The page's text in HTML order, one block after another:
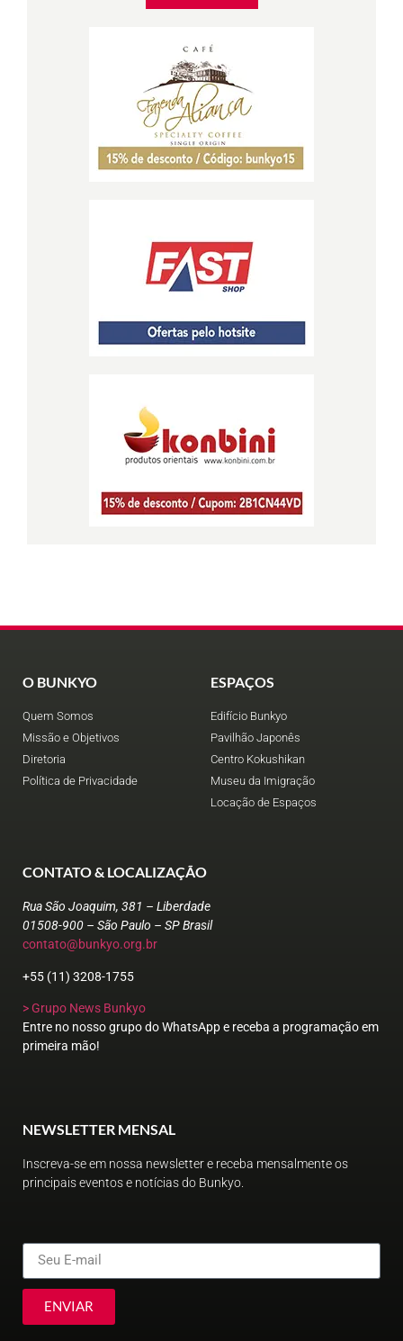
O BUNKYO
Quem Somos
Missão e Objetivos
Diretoria
Política de Privacidade
ESPAÇOS
Edifício Bunkyo
Pavilhão Japonês
Centro Kokushikan
Museu da Imigração
Locação de Espaços
CONTATO & LOCALIZAÇÃO
Rua São Joaquim, 381 – Liberdade
01508-900 – São Paulo – SP Brasil
contato@bunkyo.org.br
+55 (11) 3208-1755
> Grupo News Bunkyo
Entre no nosso grupo do WhatsApp e receba a programação em
primeira mão!
NEWSLETTER MENSAL
Inscreva-se em nossa newsletter e receba mensalmente os
principais eventos e notícias do Bunkyo.
ENVIAR